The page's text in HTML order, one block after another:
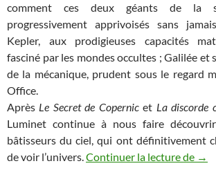
comment ces deux géants de la
progressivement apprivoisés sans
Kepler, aux prodigieuses capacités
fasciné par les mondes occultes ; Galilée et
de la mécanique, prudent sous le regard
Office.
Après Le Secret de Copernicet La discorde
Luminet continue à nous faire
bâtisseurs du ciel, qui ont définitivement
de voir l’univers.Continuer la lecture de →